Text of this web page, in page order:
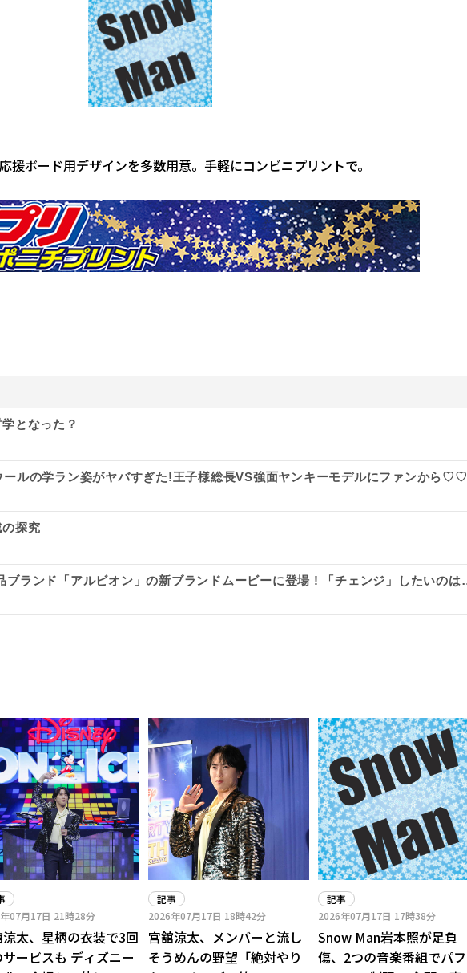
援ボード用デザインを多数用意。手軽にコンビニプリントで。
となった？
ルの学ラン姿がヤバすぎた!王子様総長VS強面ヤンキーモデルにファンから♡♡
探究
ランド「アルビオン」の新ブランドムービーに登場 ! 「チェンジ」したいの
07月17日 21時28分
涼太、星柄の衣装で3回
ービスも ディズニー
記事
2026年07月17日 18時42分
宮舘涼太、メンバーと流し
そうめんの野望「絶対やり
記事
2026年07月17日 17時38分
Snow Man岩本照が足負
傷、2つの音楽番組でパ